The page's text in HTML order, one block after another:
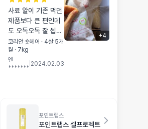
듯 5살 애는 평소에
습식이나 사료는 쳐
다도 안보고 간식만
달라그러는 앤데, 냄
새맡더니 환장하고
먹었다고 그러더라구
요👍🏻 담에 또 사줘야
사료 알이 기존 먹던
제품보다 큰 편인데
도 오독오독 잘 씹어
먹더라구요~ 아직 몇
알밖에 급여해보지
않긴 했지만 제품 뜯
코리안 숏헤어 · 4살 5개
월 · 7kg
엔
*******
2024.02.03
+4
포인트랩스
포인트랩스 셀프로젝트